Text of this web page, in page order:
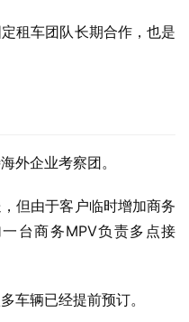
租车团队长期合作，也是
外企业考察团。
但由于客户临时增加商务
台商务MPV负责多点接
车辆已经提前预订。